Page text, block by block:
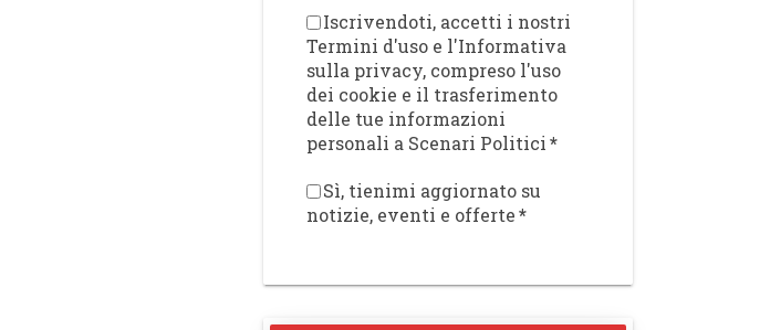
Iscrivendoti, accetti i nostri
Termini d'uso e l'Informativa
sulla privacy, compreso l'uso
dei cookie e il trasferimento
delle tue informazioni
personali a Scenari Politici*
Sì, tienimi aggiornato su
notizie, eventi e offerte*